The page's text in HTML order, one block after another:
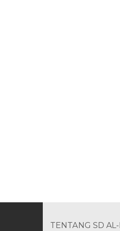
TENTANG SD